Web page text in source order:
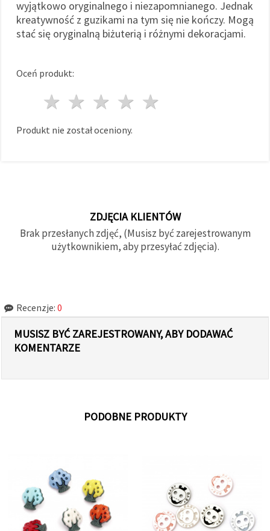
wyjątkowo oryginalnego i niezapomnianego. Jednak
kreatywność z guzikami na tym się nie kończy. Mogą
stać się oryginalną biżuterią i różnymi dekoracjami.
Oceń produkt:
4 gwiazdy
3 gwiazdy
2 gwiazdy
1 gwiazda
Produkt nie został oceniony.
ZDJĘCIA KLIENTÓW
Brak przesłanych zdjęć, (Musisz być zarejestrowanym
użytkownikiem, aby przesyłać zdjęcia).
Recenzje: 0
MUSISZ BYĆ ZAREJESTROWANY, ABY DODAWAĆ
KOMENTARZE
PODOBNE PRODUKTY